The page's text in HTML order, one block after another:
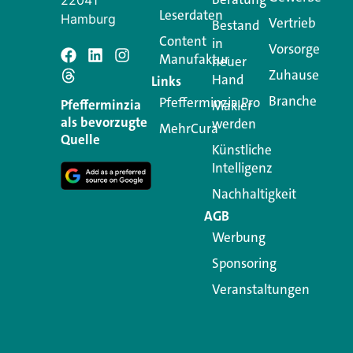
Schreiben
Ihre E-Mail-Adresse wird
Kommentar
Hamburg
Pfefferminzia
als bevorzugte
Quelle
Leserdaten
Content
Manufaktur
Links
Pfefferminzia.Pro
MehrCura
Bestand
in
neuer
Hand
Makler
werden
Künstliche
Intelligenz
Nachhaltigkeit
AGB
Werbung
Sponsoring
Veranstaltungen
Vertrieb
Vorsorge
Zuhause
Branche